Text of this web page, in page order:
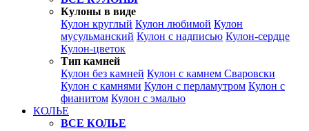
Кулоны в виде
Кулон круглый Кулон любимой Кулон
мусульманский Кулон с надписью Кулон-сердце
Кулон-цветок
Тип камней
Кулон без камней Кулон с камнем Сваровски
Кулон с камнями Кулон с перламутром Кулон с
фианитом Кулон с эмалью
КОЛЬЕ
ВСЕ КОЛЬЕ